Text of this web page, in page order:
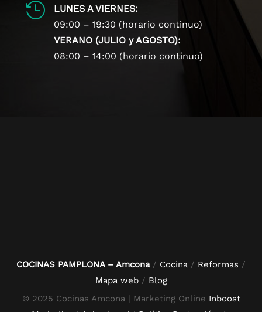

LUNES A VIERNES:
09:00 – 19:30 (horario continuo)
VERANO (JULIO y AGOSTO):
08:00 – 14:00 (horario continuo)
COCINAS PAMPLONA – Amcona/ Cocina / Reformas /
Mapa web/ Blog
© 2025 Cocinas Amcona | Marketing Online Inboost